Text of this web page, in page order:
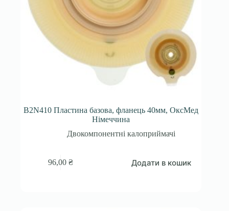
B2N410 Пластина базова, фланець 40мм, ОксМед
Німеччина
Двокомпонентні калоприймачі
96,00₴ Додати в кошик